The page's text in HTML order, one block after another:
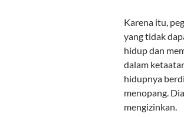
Karena itu,
yang tidak
hidup dan
dalam
hidupnya
menopang.
mengizinkan.